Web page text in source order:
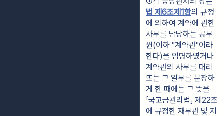
법 제6조제1항의 규정
에 의하여 계약에 관한
사무를 담당하는 공무
원(이하 "계약관"이라
한다)을 임명하였거나
계약관의 사무를 대리
또는 그 일부를 분장하
게 한 때에는 그 뜻을
「국고금관리법」 제22조
에 규정한 재무관 및 지